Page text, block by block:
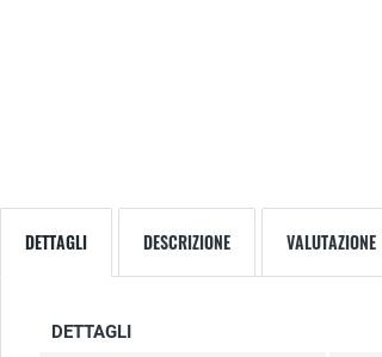
DETTAGLI DESCRIZIONE VALUTAZIONE
DETTAGLI